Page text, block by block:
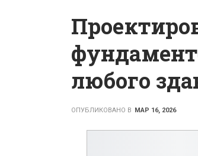
любого
ОПУБЛИКОВАНО В МАР 16, 2026